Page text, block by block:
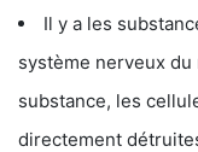
Il y a les
système nerveux du
substance, les
directement